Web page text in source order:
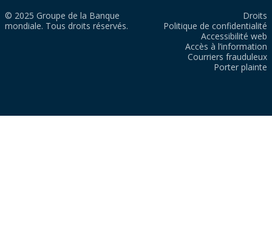
© 2025 Groupe de la Banque
mondiale. Tous droits réservés.
Droits
Politique de confidentialité
Accessibilité web
Accès à l’information
Courriers frauduleux
Porter plainte